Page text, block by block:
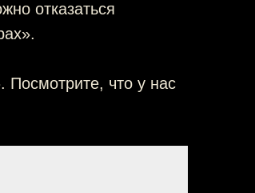
отказаться
Посмотрите, что у нас